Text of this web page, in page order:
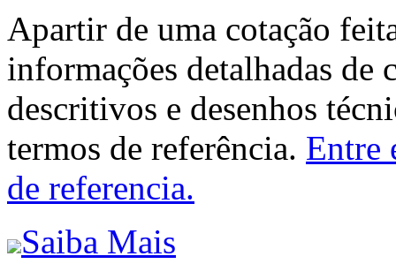
Apartir de uma cotação
informações detalhadas de
descritivos e desenhos
termos de referência. Entre
de referencia.
Saiba Mais